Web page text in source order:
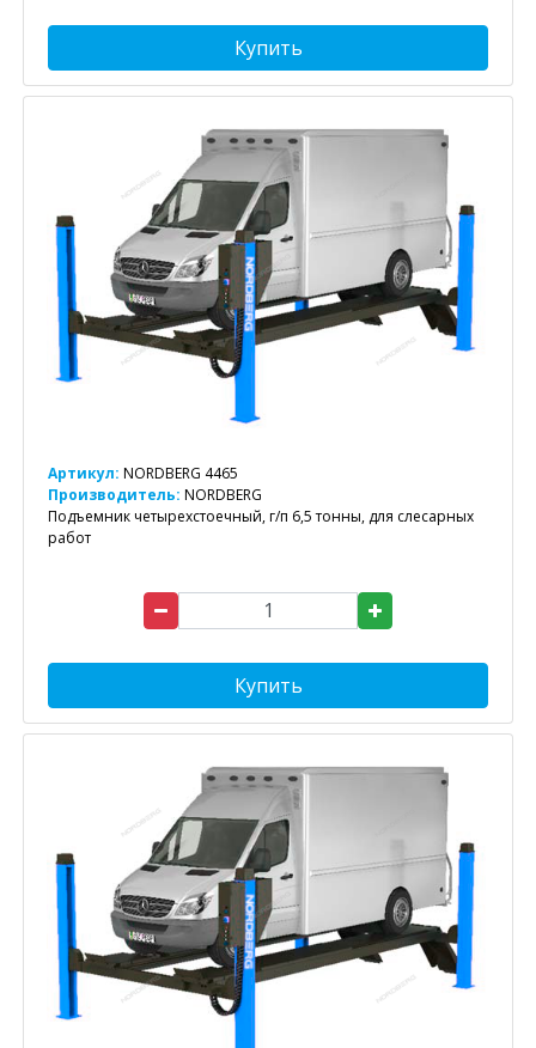
Купить
Артикул: NORDBERG 4465
Производитель: NORDBERG
Подъемник четырехстоечный, г/п 6,5 тонны, для слесарных
работ
Купить